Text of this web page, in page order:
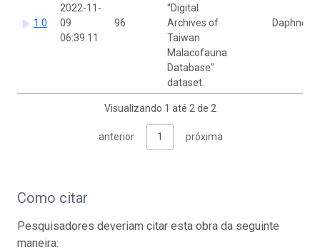
1.0
2022-11-
09
06:39:11
96
"Digital
Archives of
Taiwan
Malacofauna
Database"
dataset.
Daphne
Visualizando 1 até 2 de 2
anterior 1 próxima
Como citar
Pesquisadores deveriam citar esta obra da seguinte
maneira: